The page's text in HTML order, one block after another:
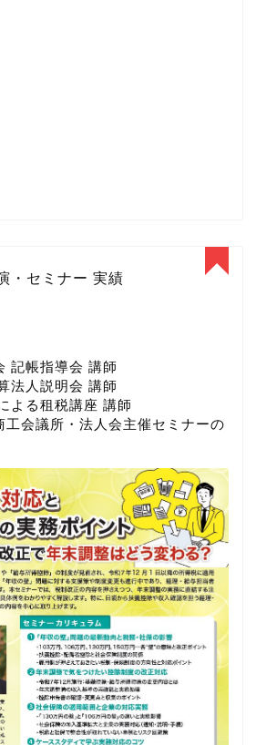
・セミナー 実績
記帳指導会 講師
法人説明会 講師
よる租税講座 講師
工会議所・法人会主催セミナーの